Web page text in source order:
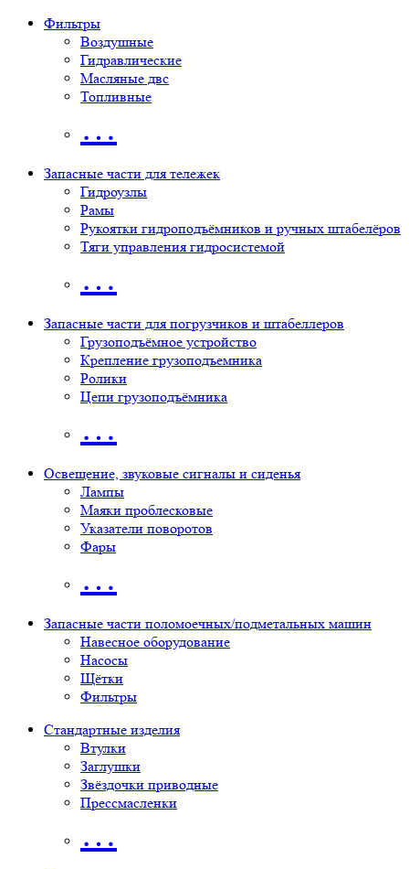
Фильтры
Воздушные
Гидравлические
Масляные двс
Топливные
…
Запасные части для тележек
Гидроузлы
Рамы
Рукоятки гидроподъёмников и ручных штабелёров
Тяги управления гидросистемой
…
Запасные части для погрузчиков и штабеллеров
Грузоподъёмное устройство
Крепление грузоподъемника
Ролики
Цепи грузоподъёмника
…
Освещение, звуковые сигналы и сиденья
Лампы
Маяки проблесковые
Указатели поворотов
Фары
…
Запасные части поломоечных/подметальных машин
Навесное оборудование
Насосы
Щётки
Фильтры
Стандартные изделия
Втулки
Заглушки
Звёздочки приводные
Прессмасленки
…